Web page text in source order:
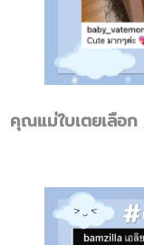
คุณแม่ใบเตยเลือก